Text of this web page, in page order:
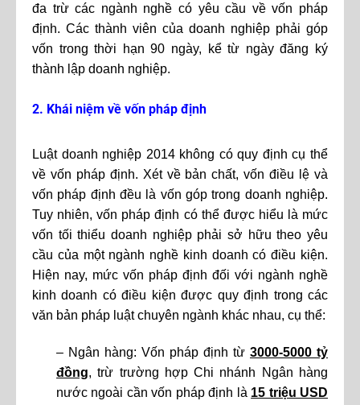
đa trừ các ngành nghề có yêu cầu về vốn pháp
định. Các thành viên của doanh nghiệp phải góp
vốn trong thời hạn 90 ngày, kể từ ngày đăng ký
thành lập doanh nghiệp.
2. Khái niệm về vốn pháp định
Luật doanh nghiệp 2014 không có quy định cụ thể
về vốn pháp định. Xét về bản chất, vốn điều lệ và
vốn pháp định đều là vốn góp trong doanh nghiệp.
Tuy nhiên, vốn pháp định có thể được hiểu là mức
vốn tối thiểu doanh nghiệp phải sở hữu theo yêu
cầu của một ngành nghề kinh doanh có điều kiện.
Hiện nay, mức vốn pháp định đối với ngành nghề
kinh doanh có điều kiện được quy định trong các
văn bản pháp luật chuyên ngành khác nhau, cụ thể:
– Ngân hàng: Vốn pháp định từ 3000-5000 tỷ
đồng, trừ trường hợp Chi nhánh Ngân hàng
nước ngoài cần vốn pháp định là 15 triệu USD